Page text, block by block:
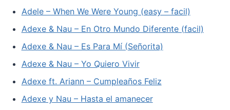
Adele – When We Were Young (easy – facil)
Adexe & Nau – En Otro Mundo Diferente (facil)
Adexe & Nau – Es Para Mí (Señorita)
Adexe & Nau – Yo Quiero Vivir
Adexe ft. Ariann – Cumpleaños Feliz
Adexe y Nau – Hasta el amanecer